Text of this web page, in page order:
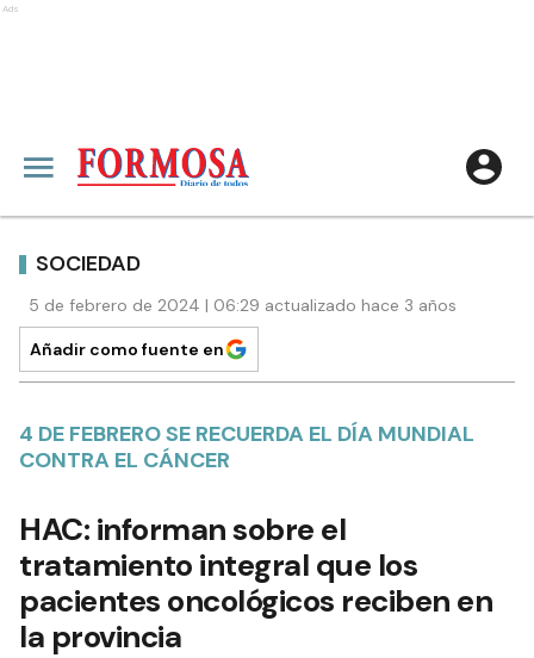
Ads
SOCIEDAD
5 de febrero de 2024 | 06:29 actualizado hace 3 años
Añadir como fuente en
4 DE FEBRERO SE RECUERDA EL DÍA MUNDIAL
CONTRA EL CÁNCER
HAC: informan sobre el
tratamiento integral que los
pacientes oncológicos reciben en
la provincia